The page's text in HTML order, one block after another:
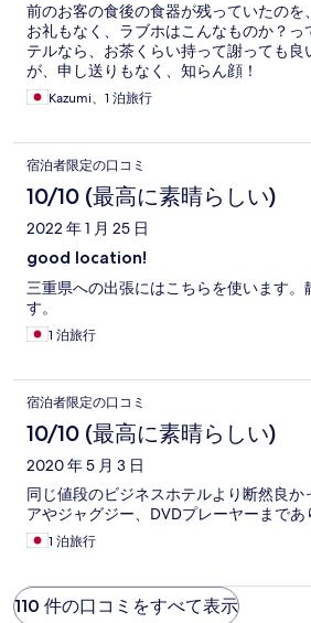
前のお客の食後の食器が残っていたのを
お礼もなく、ラブホはこんなものか？っ
テルなら、お茶くらい持って謝っても良
が、申し送りもなく、知らん顔！
Kazumi、1 泊旅行
宿泊者限定の口コミ
10/10 (最高に素晴らしい)
2022 年 1 月 25 日
good location!
三重県への出張にはこちらを使います。
す。
1 泊旅行
宿泊者限定の口コミ
10/10 (最高に素晴らしい)
2020 年 5 月 3 日
同じ値段のビジネスホテルより断然良か
アやジャグジー、DVDプレーヤーまであ
1 泊旅行
110 件の口コミをすべて表示